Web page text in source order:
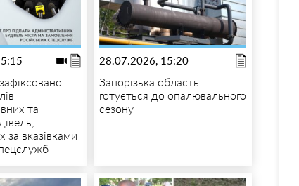
та
за вказівками
28.07.2026, 15:20
Запорізька область
готується до опалювального
сезону